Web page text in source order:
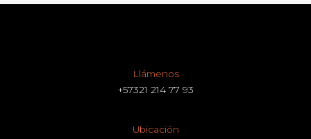
Llámenos
+57321 214 77 93
Ubicación